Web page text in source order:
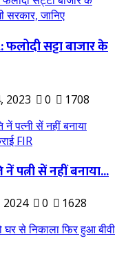
सट्टा बाजार के
2023 0 1708
पत्नी सें नहीं बनाया...
2024 0 1628